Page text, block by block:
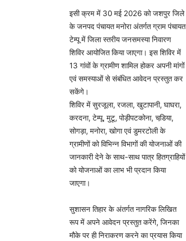
इसी क्रम में 30 मई 2026 को जशपुर जिले
के जनपद पंचायत मनोरा अंतर्गत ग्राम पंचायत
टेम्पू में जिला स्तरीय जनसमस्या निवारण
शिविर आयोजित किया जाएगा। इस शिविर में
13 गांवों के ग्रामीण शामिल होकर अपनी मांगों
एवं समस्याओं से संबंधित आवेदन प्रस्तुत कर
सकेंगे।
शिविर में सुरजूला, रजला, खुटापानी, घाघरा,
करदना, टेम्पू, मुटू, पोड़ीपटकोना, चडि़या,
सोगड़ा, मनोरा, खोगा एवं डुमरटोली के
ग्रामीणों को विभिन्न विभागों की योजनाओं की
जानकारी देने के साथ-साथ पात्र हितग्राहियों
को योजनाओं का लाभ भी प्रदान किया
जाएगा।
सुशासन तिहार के अंतर्गत नागरिक लिखित
रूप में अपने आवेदन प्रस्तुत करेंगे, जिनका
मौके पर ही निराकरण करने का प्रयास किया